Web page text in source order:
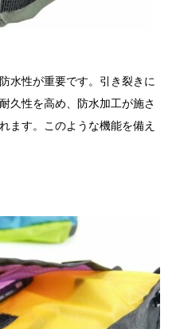
水性が重要です。引き裂きに
久性を高め、防水加工が施さ
ます。このような機能を備え